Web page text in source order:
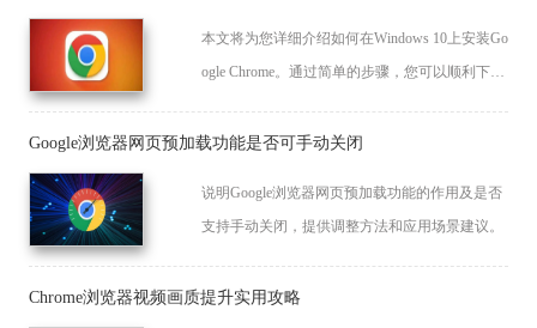
本文将为您详细介绍如何在Windows 10上安装Go
ogle Chrome。通过简单的步骤，您可以顺利下载
教程，轻松搞定安装过程，享受更快的网页浏览
Google浏览器网页预加载功能是否可手动关闭
说明Google浏览器网页预加载功能的作用及是否
支持手动关闭，提供调整方法和应用场景建议。
Chrome浏览器视频画质提升实用攻略